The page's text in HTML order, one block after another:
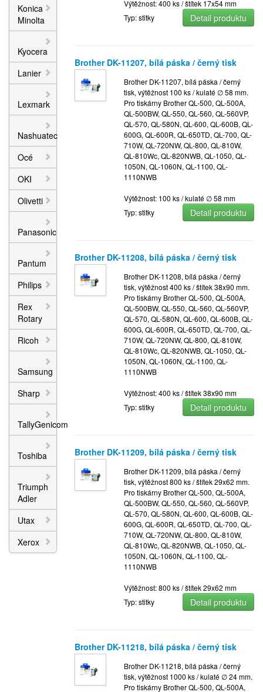
Konica
Minolta
Kyocera
Lanier
Lexmark
Nashuatec
Océ
OKI
Olivetti
Panasonic
Pantum
Philips
Rex
Rotary
Ricoh
Samsung
Sharp
TallyGenicom
Toshiba
Triumph
Adler
Utax
Xerox
Výtěžnost: 400 ks / štítek 17x54 mm
Typ: stitky
Detail produktu
Brother DK-11207, bílá páska / černý tisk
Brother DK-11207, bílá páska / černý
tisk, výtěžnost 100 ks / kulaté ∅ 58 mm.
Pro tiskárny Brother QL-500, QL-500A,
QL-500BW, QL-550, QL-560, QL-560VP,
QL-570, QL-580N, QL-600, QL-600B, QL-
600G, QL-600R, QL-650TD, QL-700, QL-
710W, QL-720NW, QL-800, QL-810W,
QL-810Wc, QL-820NWB, QL-1050, QL-
1050N, QL-1060N, QL-1100, QL-
1110NWB
Výtěžnost: 100 ks / kulaté ∅ 58 mm
Typ: stitky
Detail produktu
Brother DK-11208, bílá páska / černý tisk
Brother DK-11208, bílá páska / černý
tisk, výtěžnost 400 ks / štítek 38x90 mm.
Pro tiskárny Brother QL-500, QL-500A,
QL-500BW, QL-550, QL-560, QL-560VP,
QL-570, QL-580N, QL-600, QL-600B, QL-
600G, QL-600R, QL-650TD, QL-700, QL-
710W, QL-720NW, QL-800, QL-810W,
QL-810Wc, QL-820NWB, QL-1050, QL-
1050N, QL-1060N, QL-1100, QL-
1110NWB
Výtěžnost: 400 ks / štítek 38x90 mm
Typ: stitky
Detail produktu
Brother DK-11209, bílá páska / černý tisk
Brother DK-11209, bílá páska / černý
tisk, výtěžnost 800 ks / štítek 29x62 mm.
Pro tiskárny Brother QL-500, QL-500A,
QL-500BW, QL-550, QL-560, QL-560VP,
QL-570, QL-580N, QL-600, QL-600B, QL-
600G, QL-600R, QL-650TD, QL-700, QL-
710W, QL-720NW, QL-800, QL-810W,
QL-810Wc, QL-820NWB, QL-1050, QL-
1050N, QL-1060N, QL-1100, QL-
1110NWB
Výtěžnost: 800 ks / štítek 29x62 mm
Typ: stitky
Detail produktu
Brother DK-11218, bílá páska / černý tisk
Brother DK-11218, bílá páska / černý
tisk, výtěžnost 1000 ks / kulaté ∅ 24 mm.
Pro tiskárny Brother QL-500, QL-500A,